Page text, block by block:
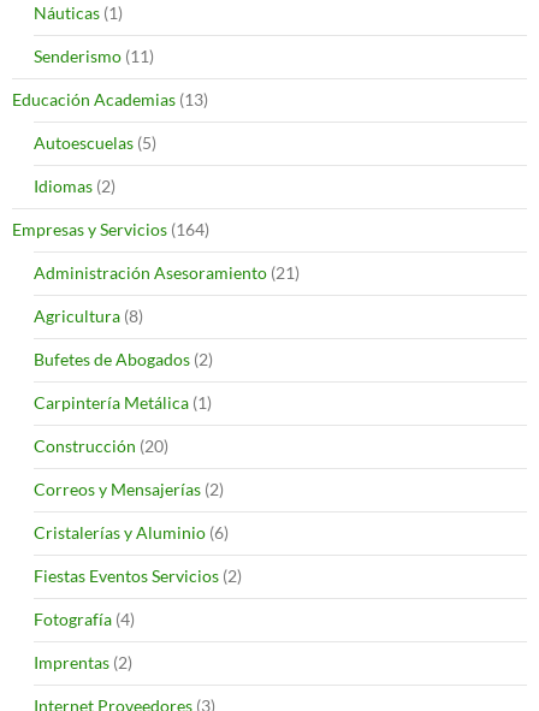
Náuticas (1)
Senderismo (11)
Educación Academias (13)
Autoescuelas (5)
Idiomas (2)
Empresas y Servicios (164)
Administración Asesoramiento (21)
Agricultura (8)
Bufetes de Abogados (2)
Carpintería Metálica (1)
Construcción (20)
Correos y Mensajerías (2)
Cristalerías y Aluminio (6)
Fiestas Eventos Servicios (2)
Fotografía (4)
Imprentas (2)
Internet Proveedores (3)